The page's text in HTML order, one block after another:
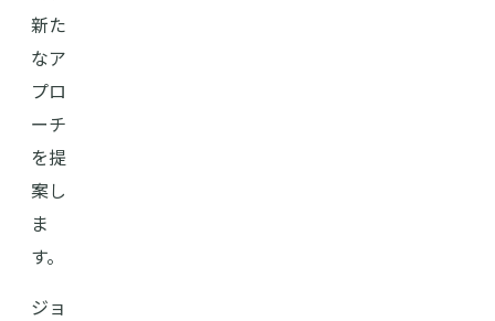
新た
なア
プロ
ーチ
を提
案し
ま
す。
ジョ